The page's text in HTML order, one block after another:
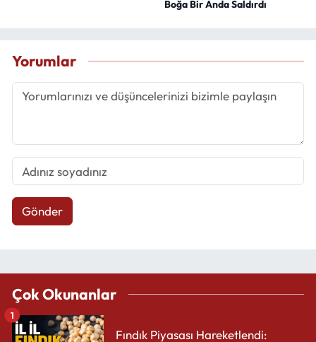
Boğa Bir Anda Saldırdı
Yorumlar
Gönder
Çok Okunanlar
Fındık Piyasası Hareketlendi:
1